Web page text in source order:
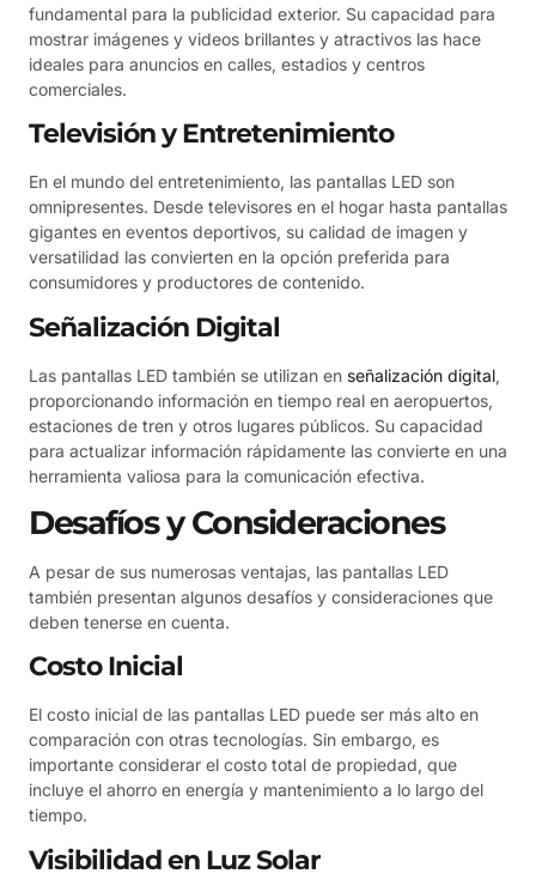
fundamental para la publicidad exterior. Su capacidad para
mostrar imágenes y videos brillantes y atractivos las hace
ideales para anuncios en calles, estadios y centros
comerciales.
Televisión y Entretenimiento
En el mundo del entretenimiento, las pantallas LED son
omnipresentes. Desde televisores en el hogar hasta pantallas
gigantes en eventos deportivos, su calidad de imagen y
versatilidad las convierten en la opción preferida para
consumidores y productores de contenido.
Señalización Digital
Las pantallas LED también se utilizan en señalización digital,
proporcionando información en tiempo real en aeropuertos,
estaciones de tren y otros lugares públicos. Su capacidad
para actualizar información rápidamente las convierte en una
herramienta valiosa para la comunicación efectiva.
Desafíos y Consideraciones
A pesar de sus numerosas ventajas, las pantallas LED
también presentan algunos desafíos y consideraciones que
deben tenerse en cuenta.
Costo Inicial
El costo inicial de las pantallas LED puede ser más alto en
comparación con otras tecnologías. Sin embargo, es
importante considerar el costo total de propiedad, que
incluye el ahorro en energía y mantenimiento a lo largo del
tiempo.
Visibilidad en Luz Solar